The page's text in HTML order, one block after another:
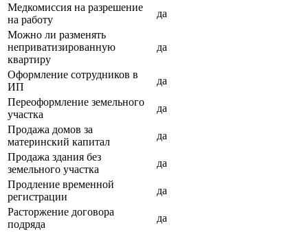
Медкомиссия на разрешение
на работу
да
Можно ли разменять
неприватизированную
квартиру
да
Оформление сотрудников в
ИП
да
Переоформление земельного
участка
да
Продажа домов за
материнский капитал
да
Продажа здания без
земельного участка
да
Продление временной
регистрации
да
Расторжение договора
подряда
да